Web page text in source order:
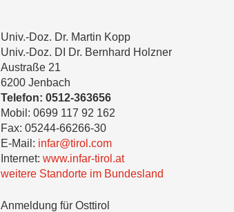
Univ.-Doz. Dr. Martin Kopp
Univ.-Doz. DI Dr. Bernhard Holzner
Austraße 21
6200 Jenbach
Telefon: 0512-363656
Mobil: 0699 117 92 162
Fax: 05244-66266-30
E-Mail: infar@tirol.com
Internet: www.infar-tirol.at
weitere Standorte im Bundesland
Anmeldung für Osttirol